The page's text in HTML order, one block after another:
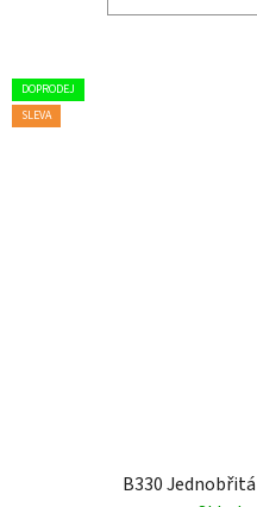
DOPRODEJ
SLEVA
B330